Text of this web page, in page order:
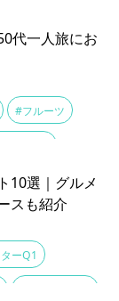
#馬肉
代一人旅にお
#フルーツ
#蔵王 #蕎麦
10選｜グルメ
スも紹介
ーQ1